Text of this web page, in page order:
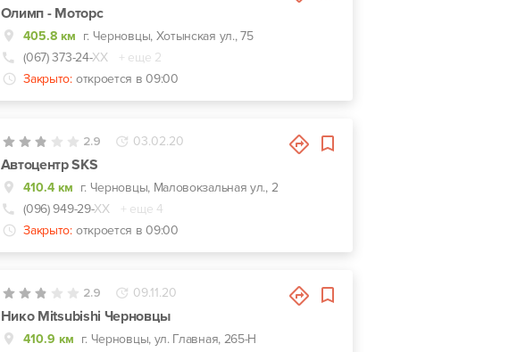
Олимп - Моторс
405.8 км г. Черновцы, Хотынская ул., 75
(067) 373-24-ХХ
+ еще 2
Закрыто: откроется в 09:00
2.9 03.02.20
Автоцентр SKS
410.4 км г. Черновцы, Маловокзальная ул., 2
(096) 949-29-ХХ
+ еще 4
Закрыто: откроется в 09:00
2.9 09.11.20
Нико Mitsubishi Черновцы
410.9 км г. Черновцы, ул. Главная, 265-Н